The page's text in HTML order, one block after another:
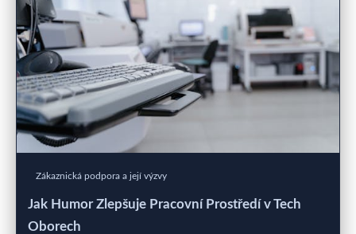
Zákaznická podpora a její výzvy
Jak Humor Zlepšuje Pracovní Prostředí v Tech
Oborech